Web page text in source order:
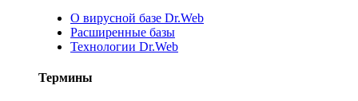
О вирусной базе Dr.Web
Расширенные базы
Технологии Dr.Web
Термины